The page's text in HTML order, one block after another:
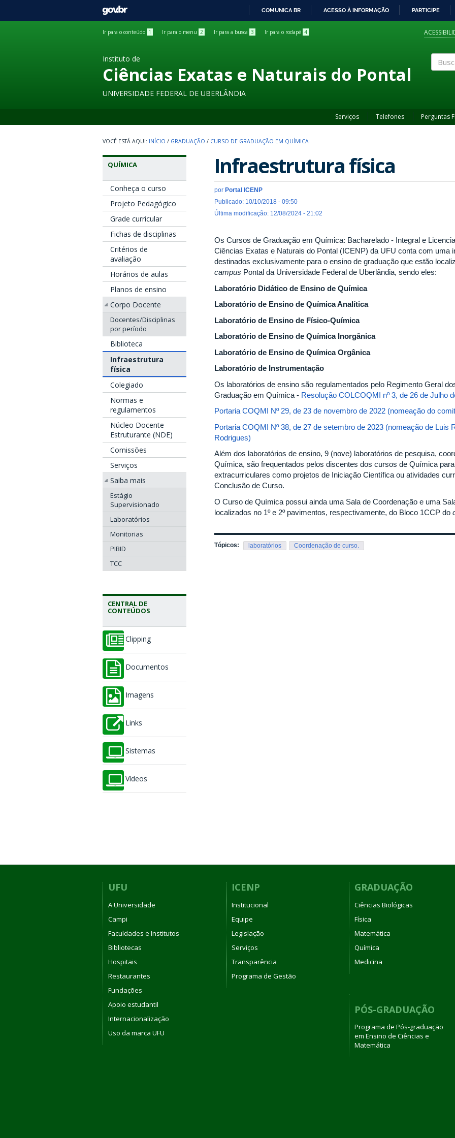
GOVBR
COMUNICA BR ACESSO À INFORMAÇÃO PARTICIPE
Ir para o conteúdo 1 Ir para o menu 2 Ir para a busca 3 Ir para o rodapé 4
Instituto de
Ciências Exatas e Naturais do Pontal
UNIVERSIDADE FEDERAL DE UBERLÂNDIA
Serviços Telefones Perguntas
INÍCIO / GRADUAÇÃO / CURSO DE GRADUAÇÃO EM QUÍMICA
QUÍMICA
Conheça o curso
Projeto Pedagógico
Grade curricular
Fichas de disciplinas
Critérios de
avaliação
Horários de aulas
Planos de ensino
Corpo Docente
Docentes/Disciplinas
por período
Biblioteca
Infraestrutura
física
Colegiado
Normas e
regulamentos
Núcleo Docente
Estruturante (NDE)
Comissões
Serviços
Saiba mais
Estágio
Supervisionado
Laboratórios
Monitorias
PIBID
TCC
CENTRAL DE
CONTEÚDOS
Clipping
Documentos
Imagens
Links
Sistemas
Vídeos
Infraestrutura física
por Portal ICENP
Publicado: 10/10/2018 - 09:50
Última modificação: 12/08/2024 - 21:02
Os Cursos de Graduação em Química: Bacharelado - Integral e
Ciências Exatas e Naturais do Pontal (ICENP) da UFU conta com uma
destinados exclusivamente para o ensino de graduação que estão
campus Pontal da Universidade Federal de Uberlândia, sendo eles:
Laboratório Didático de Ensino de Química
Laboratório de Ensino de Química Analítica
Laboratório de Ensino de Físico-Química
Laboratório de Ensino de Química Inorgânica
Laboratório de Ensino de Química Orgânica
Laboratório de Instrumentação
Os laboratórios de ensino são regulamentados pelo Regimento Geral
Graduação em Química - Resolução COLCOQMI nº 3, de 26 de Julho
Portaria COQMI Nº 29, de 23 de novembro de 2022 (nomeação do
Portaria COQMI Nº 38, de 27 de setembro de 2023 (nomeação de Luis
Rodrigues)
Além dos laboratórios de ensino, 9 (nove) laboratórios de pesquisa,
Química, são frequentados pelos discentes dos cursos de Química
extracurriculares como projetos de Iniciação Científica ou atividades
Conclusão de Curso.
O Curso de Química possui ainda uma Sala de Coordenação e uma
localizados no 1º e 2º pavimentos, respectivamente, do Bloco 1CCP do
Tópicos: laboratórios Coordenação de curso.
UFU
A Universidade
Campi
Faculdades e Institutos
Bibliotecas
Hospitais
Restaurantes
Fundações
Apoio estudantil
Internacionalização
Uso da marca UFU
ICENP
Institucional
Equipe
Legislação
Serviços
Transparência
Programa de Gestão
GRADUAÇÃO
Ciências Biológicas
Física
Matemática
Química
Medicina
PÓS-GRADUAÇÃO
Programa de Pós-graduação
em Ensino de Ciências e
Matemática